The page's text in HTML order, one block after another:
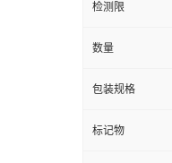
检测限
数量
包装规格
标记物